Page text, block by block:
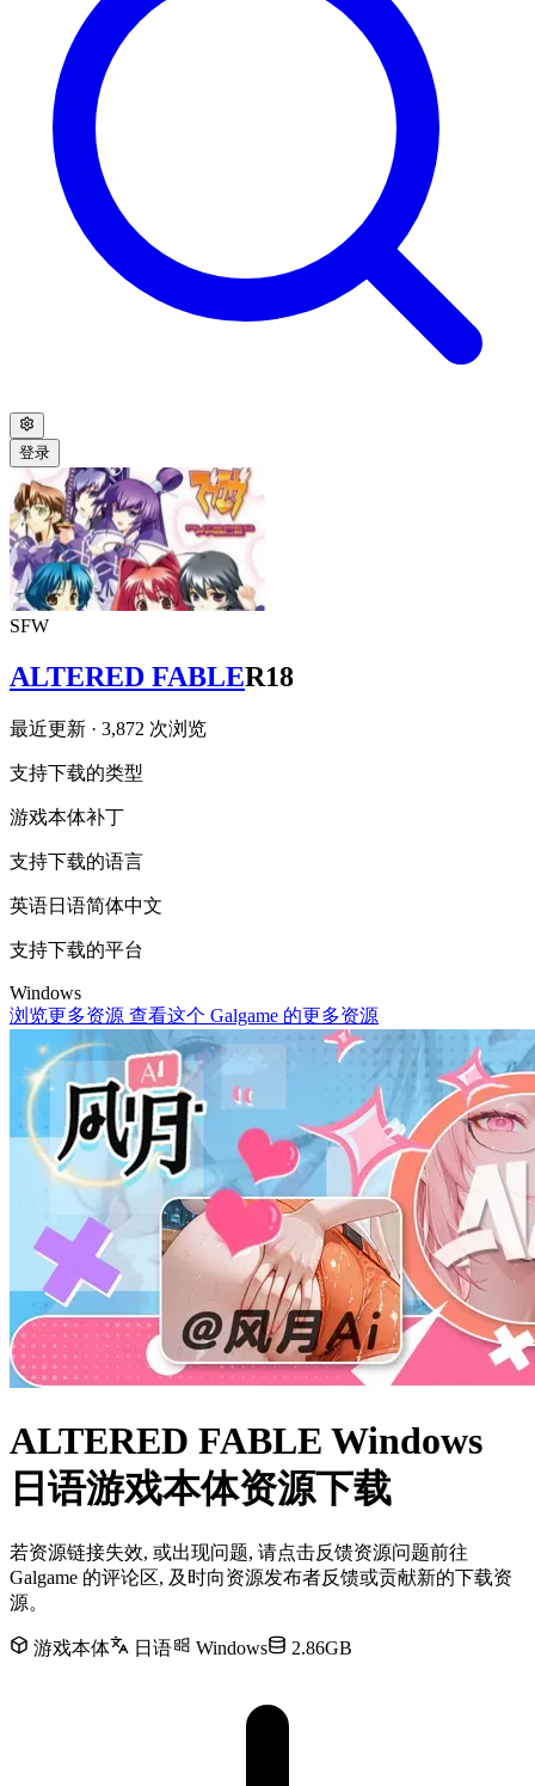
登录
SFW
ALTERED FABLER18
最近更新 · 3,872 次浏览
支持下载的类型
游戏本体补丁
支持下载的语言
英语日语简体中文
支持下载的平台
Windows
浏览更多资源 查看这个 Galgame 的更多资源
ALTERED FABLE Windows
日语游戏本体资源下载
若资源链接失效, 或出现问题, 请点击反馈资源问题前往
Galgame 的评论区, 及时向资源发布者反馈或贡献新的下载资
源。
游戏本体 日语 Windows 2.86GB